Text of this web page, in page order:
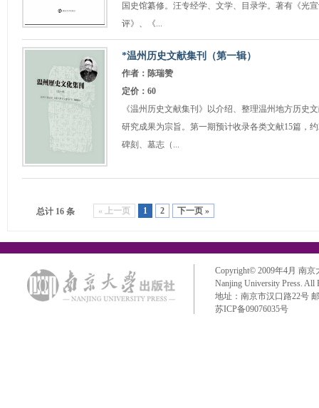
国史馆纂修。汪专经学、文学、目录学。著有《光
评》、《...
*温州历史文献集刊（第一辑）
作者：陈瑞赞
定价：60
《温州历史文献集刊》以介绍、整理温州地方历史
研究成果为宗旨。第一期预计收录各类文献15篇，
碑刻、墓志（...
总计 16 条 « 上一页 1 2 下一页 »
Copyright© 2009年4月 南京
Nanjing University Press. All
地址：南京市汉口路22号
苏ICP备09076035号